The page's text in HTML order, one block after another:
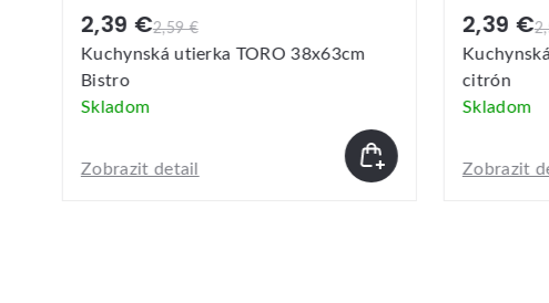
2,59 €
2,39 €
Kuchynská utierka TORO 38x63cm
Bistro
Skladom
Zobrazit detail
2,39 €
Kuchynská
citrón
Skladom
Zobrazit